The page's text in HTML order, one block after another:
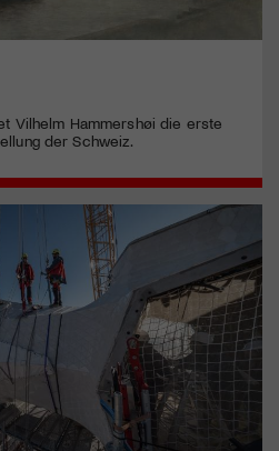
Vilhelm Hammershøi die erste
der Schweiz.